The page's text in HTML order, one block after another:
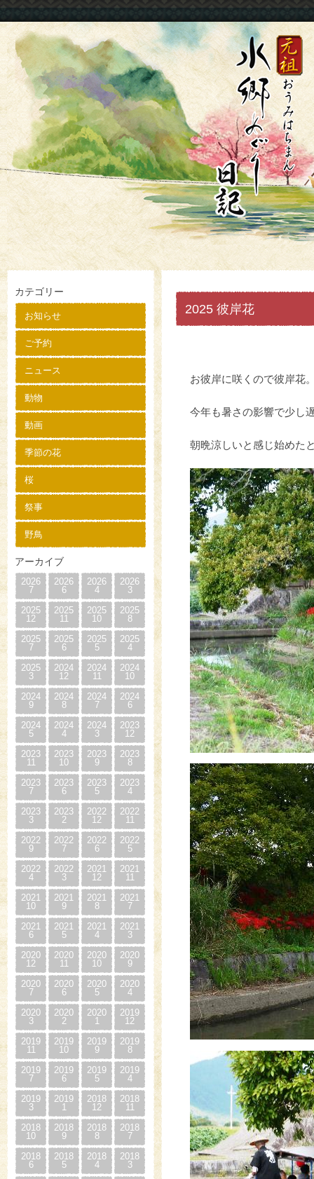
カテゴリー
お知らせ
ご予約
ニュース
動物
動画
季節の花
桜
祭事
野鳥
アーカイブ
2026
7
2026
6
2026
4
2026
3
2025
12
2025
11
2025
10
2025
8
2025
7
2025
6
2025
5
2025
4
2025
3
2024
12
2024
11
2024
10
2024
9
2024
8
2024
7
2024
6
2024
5
2024
4
2024
3
2023
12
2023
11
2023
10
2023
9
2023
8
2023
7
2023
6
2023
5
2023
4
2023
3
2023
2
2022
12
2022
11
2022
9
2022
7
2022
6
2022
5
2022
4
2022
3
2021
12
2021
11
2021
10
2021
9
2021
8
2021
7
2021
6
2021
5
2021
4
2021
3
2020
12
2020
11
2020
10
2020
9
2020
7
2020
6
2020
5
2020
4
2020
3
2020
2
2020
1
2019
12
2019
11
2019
10
2019
9
2019
8
2019
7
2019
6
2019
5
2019
4
2019
3
2019
1
2018
12
2018
11
2018
10
2018
9
2018
8
2018
7
2018
6
2018
5
2018
4
2018
3
2025 彼岸花
お彼岸に咲くので彼岸花
今年も暑さの影響で少し
朝晩涼しいと感じ始めた